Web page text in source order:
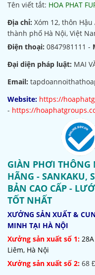
Tên viết tắt: HOA PHAT
Địa chỉ: Xóm 12, thôn
thành phố Hà Nội, Việt
Điện thoại: 0847981111 -
Đại diện pháp luật: MAI
Email:
Website: https://
- https://
GIÀN PHƠI
HÃNG - SANKAKU,
BẢN CAO CẤP -
TỐT NHẤT
XƯỞNG SẢN XUẤT &
MINH TẠI HÀ NỘI
Xưởng sản xuất số 1:
Liêm, Hà Nội
Xưởng sản xuất số 2: 68